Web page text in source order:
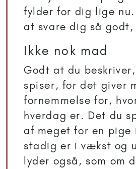
fylder for dig lige
at svare dig så godt,
Ikke nok mad
Godt at du
spiser, for det giver
fornemmelse for,
hverdag er. Det du
af meget for en
stadig er i vækst og
lyder også, som om